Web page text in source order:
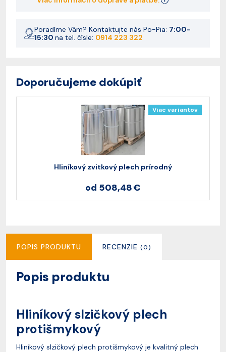
Poradíme Vám? Kontaktujte nás Po-Pia: 7:00-
15:30 na tel. čísle: 0914 223 322
Doporučujeme dokúpiť
Viac variantov
Hliníkový zvitkový plech prírodný
od 508,48 €
POPIS PRODUKTU RECENZIE (0)
Popis produktu
Hliníkový slzičkový plech
protišmykový
Hliníkový slzičkový plech protišmykový je kvalitný plech